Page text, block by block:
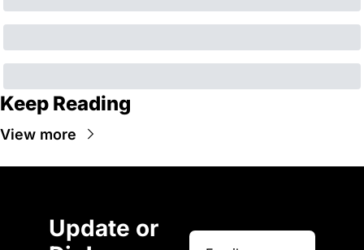
Keep Reading
View more
Update or